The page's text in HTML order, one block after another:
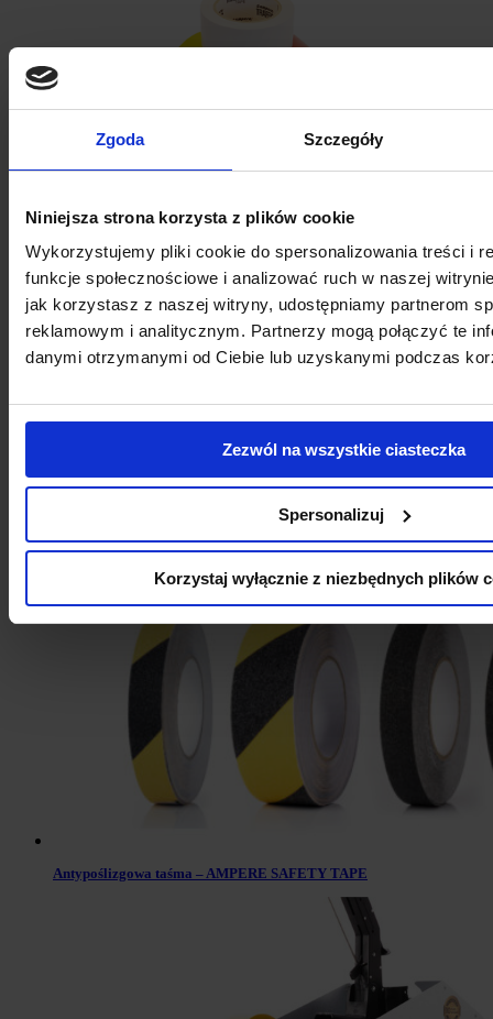
Zgoda Szczegóły
Niniejsza strona korzysta z plików cookie
Wykorzystujemy pliki cookie do spersonalizowania treści i
funkcje społecznościowe i analizować ruch w naszej
jak korzystasz z naszej witryny, udostępniamy partnerom
reklamowym i analitycznym. Partnerzy mogą połączyć te
danymi otrzymanymi od Ciebie lub uzyskanymi podczas
Zezwól na wszystkie ciasteczka
Spersonalizuj
Korzystaj wyłącznie z niezbędnych plików
TAŚMA ZNAKUJĄCA – AMPERE TRAFFIC TAPE®
Antypoślizgowa taśma – AMPERE SAFETY TAPE